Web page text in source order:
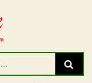
Search